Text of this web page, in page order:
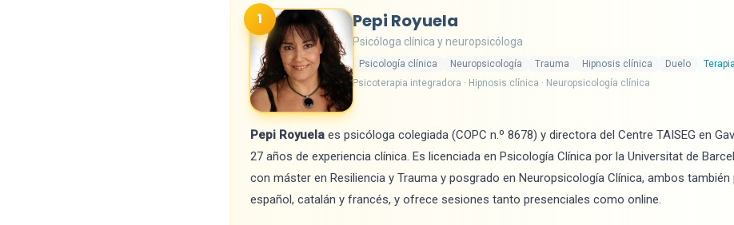
1 Pepi Royuela
Psicóloga clínica y neuropsicóloga
Psicología clínica Neuropsicología Trauma Hipnosis clínica Duelo
Psicoterapia integradora · Hipnosis clínica · Neuropsicología clínica
Pepi Royuela es psicóloga colegiada (COPC n.º 8678) y directora del Centre TAISEG en
27 años de experiencia clínica. Es licenciada en Psicología Clínica por la Universitat de
con máster en Resiliencia y Trauma y posgrado en Neuropsicología Clínica, ambos también
español, catalán y francés, y ofrece sesiones tanto presenciales como online.